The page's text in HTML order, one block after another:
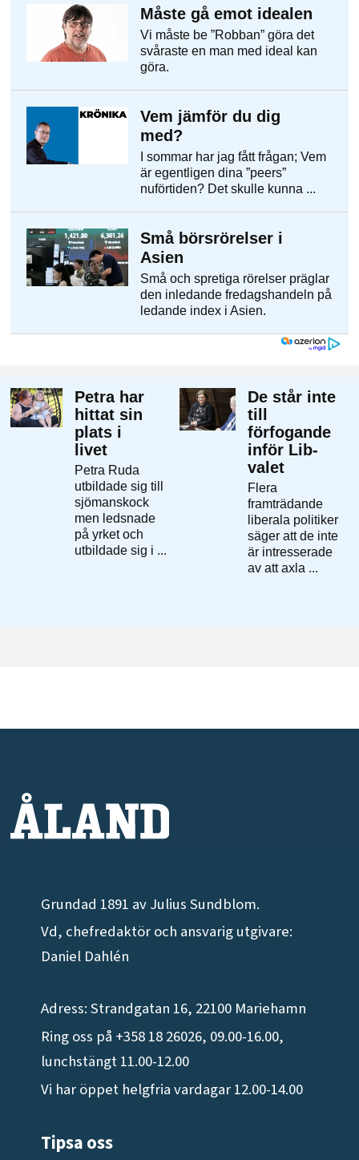
Grundad 1891 av Julius Sundblom.
Vd, chefredaktör och ansvarig utgivare:
Daniel Dahlén
Adress: Strandgatan 16, 22100 Mariehamn
Ring oss på +358 18 26026, 09.00-16.00,
lunchstängt 11.00-12.00
Vi har öppet helgfria vardagar 12.00-14.00
Tipsa oss